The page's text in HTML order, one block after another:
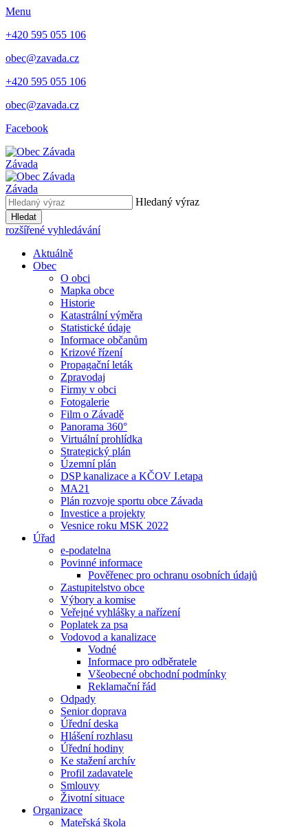
Menu
+420 595 055 106
obec@zavada.cz
+420 595 055 106
obec@zavada.cz
Facebook
Závada
Závada
Hledaný výraz
Hledat
rozšířené vyhledávání
Aktuálně
Obec
O obci
Mapka obce
Historie
Katastrální výměra
Statistické údaje
Informace občanům
Krizové řízení
Propagační leták
Zpravodaj
Firmy v obci
Fotogalerie
Film o Závadě
Panorama 360°
Virtuální prohlídka
Strategický plán
Územní plán
DSP kanalizace a KČOV I.etapa
MA21
Plán rozvoje sportu obce Závada
Investice a projekty
Vesnice roku MSK 2022
Úřad
e-podatelna
Povinné informace
Pověřenec pro ochranu osobních údajů
Zastupitelstvo obce
Výbory a komise
Veřejné vyhlášky a nařízení
Poplatek za psa
Vodovod a kanalizace
Vodné
Informace pro odběratele
Všeobecné obchodní podmínky
Reklamační řád
Odpady
Senior doprava
Úřední deska
Hlášení rozhlasu
Úřední hodiny
Ke stažení archív
Profil zadavatele
Smlouvy
Životní situace
Organizace
Mateřská škola